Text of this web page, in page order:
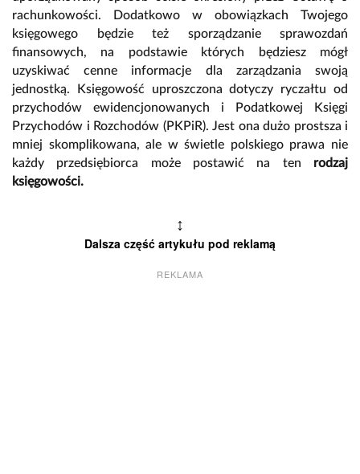
rachunkowości. Dodatkowo w obowiązkach Twojego
księgowego będzie też sporządzanie sprawozdań
finansowych, na podstawie których będziesz mógł
uzyskiwać cenne informacje dla zarządzania swoją
jednostką. Księgowość uproszczona dotyczy ryczałtu od
przychodów ewidencjonowanych i Podatkowej Księgi
Przychodów i Rozchodów (PKPiR). Jest ona dużo prostsza i
mniej skomplikowana, ale w świetle polskiego prawa nie
każdy przedsiębiorca może postawić na ten rodzaj
księgowości.
↕
Dalsza część artykułu pod reklamą
REKLAMA